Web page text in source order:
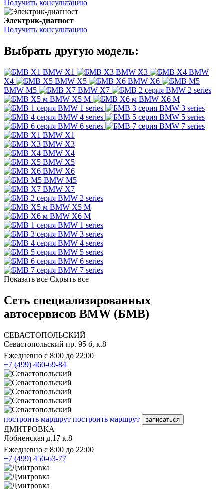
Получить консультацию
Электрик-диагност
Получить консультацию
Выбрать другую модель:
BMW X1 BMW X3
BMW
X4
BMW X5
BMW X6
BMW M5
BMW X7
BMW 2 series
BMW X5 M
BMW X6 M
BMW 1 series
BMW 3 series
BMW 4 series
BMW 5 series
BMW 6 series
BMW 7 series
BMW X1
BMW X3
BMW X4
BMW X5
BMW X6
BMW M5
BMW X7
BMW 2 series
BMW X5 M
BMW X6 M
BMW 1 series
BMW 3 series
BMW 4 series
BMW 5 series
BMW 6 series
BMW 7 series
Показать все Скрыть все
Сеть специализированных
автосервисов BMW (БМВ)
СЕВАСТОПОЛЬСКИЙ
Севастопольский пр. 95 б, к.8
Ежедневно с 8:00 до 22:00
+7 (499) 460-69-84
построить маршрут построить маршрут записаться
ДМИТРОВКА
Лобненская д.17 к.8
Ежедневно с 8:00 до 22:00
+7 (499) 450-63-77